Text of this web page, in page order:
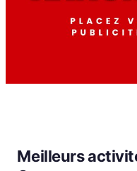
Meilleurs